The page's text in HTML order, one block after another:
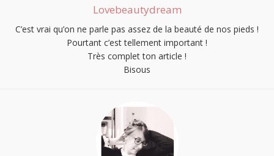
Lovebeautydream
C’est vrai qu’on ne parle pas assez de la beauté de nos pieds !
Pourtant c’est tellement important !
Très complet ton article !
Bisous